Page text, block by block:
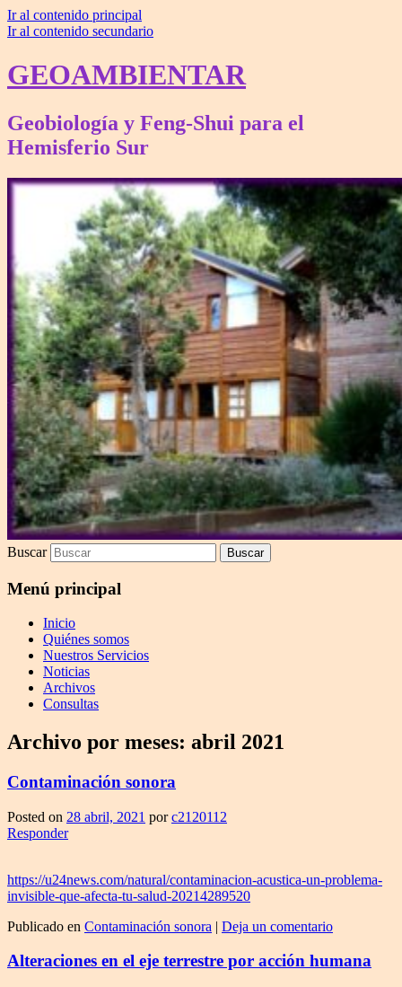
Ir al contenido principal
Ir al contenido secundario
GEOAMBIENTAR
Geobiología y Feng-Shui para el
Hemisferio Sur
Buscar
Menú principal
Inicio
Quiénes somos
Nuestros Servicios
Noticias
Archivos
Consultas
Archivo por meses: abril 2021
Contaminación sonora
Posted on 28 abril, 2021 porc2120112
Responder
https://u24news.com/natural/contaminacion-acustica-un-problema-
invisible-que-afecta-tu-salud-20214289520
Publicado en Contaminación sonora | Deja un comentario
Alteraciones en el eje terrestre por acción humana